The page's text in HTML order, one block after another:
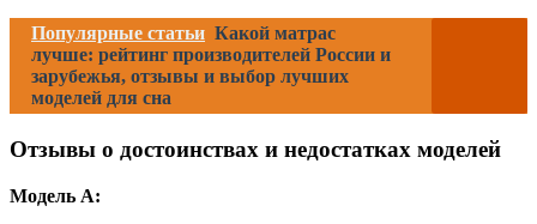
Популярные статьи Какой матрас
лучше: рейтинг производителей России и
зарубежья, отзывы и выбор лучших
моделей для сна
Отзывы о достоинствах и недостатках моделей
Модель A: